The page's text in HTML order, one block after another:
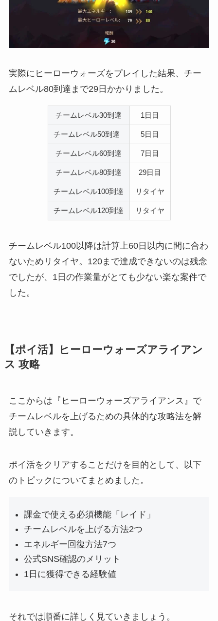
実際にヒーローウォーズをプレイした結果、チー
ムレベル80到達まで29日かかりました。
チームレベル30到達 1日目
チームレベル50到達 5日目
チームレベル60到達 7日目
チームレベル80到達 29日目
チームレベル100到達 リタイヤ
チームレベル120到達 リタイヤ
チームレベル100以降は計算上60日以内に間に合わ
ないためリタイヤ。120まで達成できないのは残念
でしたが、1日の作業量がとても少ない楽な案件で
した。
【ポイ活】ヒーローウォーズアライアン
ス 攻略
ここからは『ヒーローウォーズアライアンス』で
チームレベルを上げるための具体的な攻略法を解
説していきます。
ポイ活をクリアすることだけを目的として、以下
のトピックについてまとめました。
課金で使える必須機能「レイド」
チームレベルを上げる方法2つ
エネルギー回復方法7つ
公式SNS確認のメリット
1日に獲得できる経験値
それでは順番に詳しく見ていきましょう。